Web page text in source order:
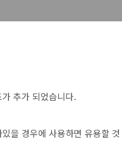
추가 되었습니다.
을 경우에 사용하면 유용할